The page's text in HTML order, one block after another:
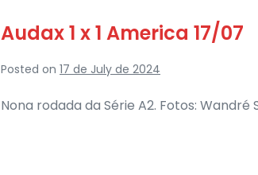
Audax 1 x 1 America 17/07
Posted on 17 de July de 2024
Nona rodada da Série A2. Fotos: Wandré